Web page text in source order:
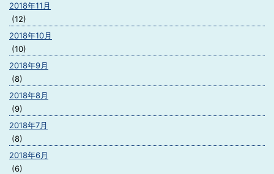
2018年11月
(12)
2018年10月
(10)
2018年9月
(8)
2018年8月
(9)
2018年7月
(8)
2018年6月
(6)